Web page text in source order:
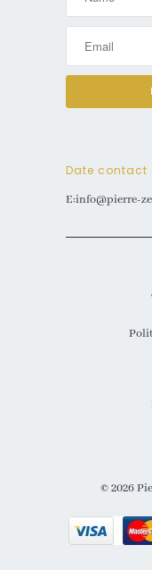
Date contact
E:info@pierre-
© 2026